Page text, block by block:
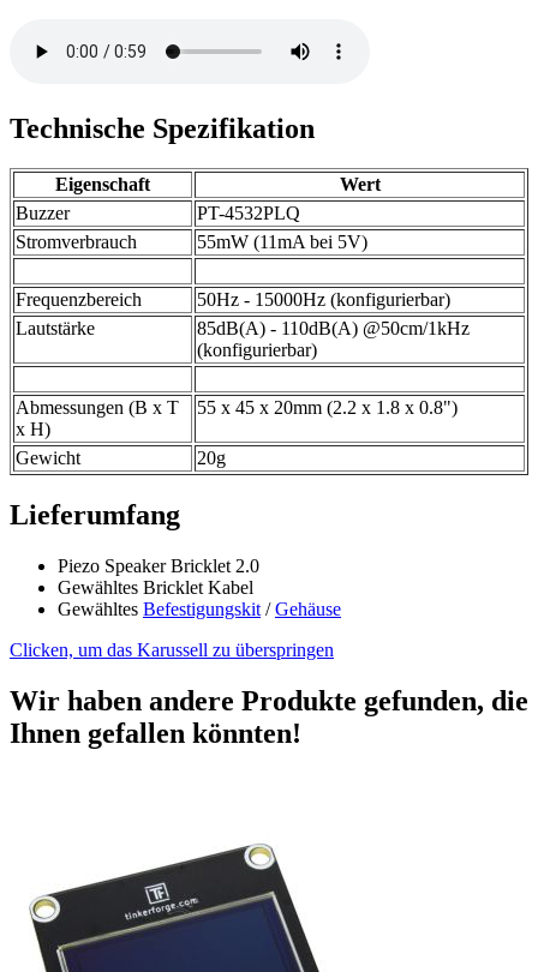
Technische Spezifikation
Eigenschaft
Wert
Buzzer
PT-4532PLQ
Stromverbrauch
55mW (11mA bei 5V)
Frequenzbereich
50Hz - 15000Hz (konfigurierbar)
Lautstärke
85dB(A) - 110dB(A) @50cm/1kHz
(konfigurierbar)
Abmessungen (B x T
x H)
55 x 45 x 20mm (2.2 x 1.8 x 0.8")
Gewicht 20g
Lieferumfang
Piezo Speaker Bricklet 2.0
Gewähltes Bricklet Kabel
Gewähltes Befestigungskit /Gehäuse
Clicken, um das Karussell zu überspringen
Wir haben andere Produkte gefunden, die
Ihnen gefallen könnten!